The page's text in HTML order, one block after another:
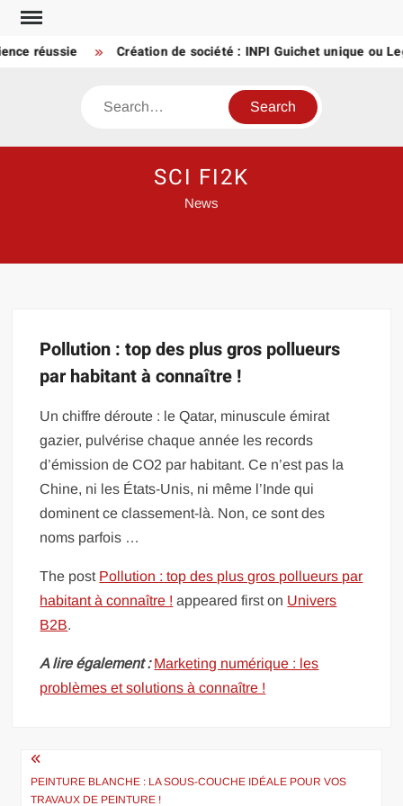
Skip
contentréussie Création de société : INPI Guichet unique ou
Search
SCI FI2K
News
Pollution : top des plus gros pollueurs
par habitant à connaître !
Un chiffre déroute : le Qatar, minuscule émirat
gazier, pulvérise chaque année les records
d’émission de CO2 par habitant. Ce n’est pas la
Chine, ni les États-Unis, ni même l’Inde qui
dominent ce classement-là. Non, ce sont des
noms parfois …
The post Pollution : top des plus gros pollueurs par
habitant à connaître ! appeared first on Univers
B2B.
A lire également : Marketing numérique : les
problèmes et solutions à connaître !
Navigation
de
PEINTURE BLANCHE : LA SOUS-COUCHE IDÉALE POUR VOS
TRAVAUX DE PEINTURE !